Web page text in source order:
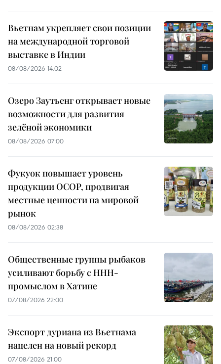
Вьетнам укрепляет свои позиции
на международной торговой
выставке в Индии
08/08/2026 14:02
Озеро Заутьенг открывает новые
возможности для развития
зелёной экономики
08/08/2026 07:00
Фукуок повышает уровень
продукции OCOP, продвигая
местные ценности на мировой
рынок
08/08/2026 02:38
Общественные группы рыбаков
усиливают борьбу с ННН-
промыслом в Хатине
07/08/2026 22:00
Экспорт дуриана из Вьетнама
нацелен на новый рекорд
07/08/2026 21:00